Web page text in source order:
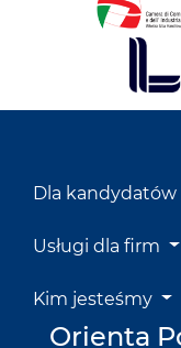
Dla kandydatów
Usługi dla firm
Kim jesteśmy
Orienta